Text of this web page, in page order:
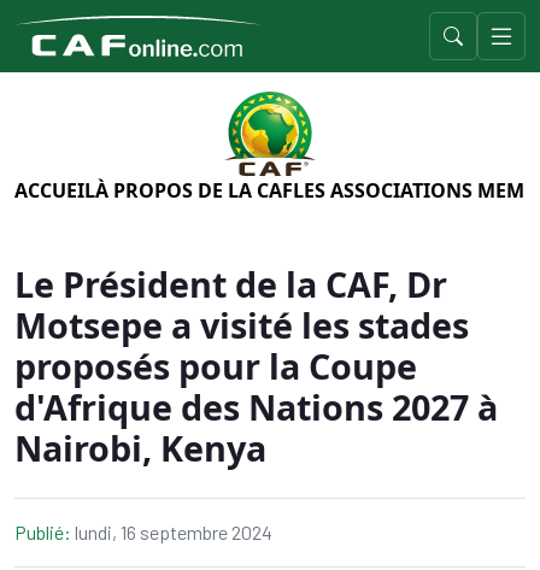
ACCUEILÀ PROPOS DE LA CAFLES ASSOCIATIONS
Le Président de la CAF, Dr
Motsepe a visité les stades
proposés pour la Coupe
d'Afrique des Nations 2027 à
Nairobi, Kenya
Publié: lundi, 16 septembre 2024